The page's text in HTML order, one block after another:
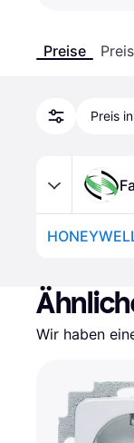
Preise
Preis
Wir haben